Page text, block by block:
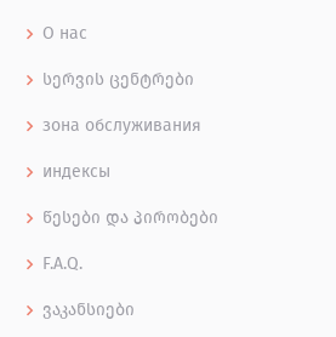
О нас
სერვის ცენტრები
зона обслуживания
индексы
წესები და პირობები
F.A.Q.
ვაკანსიები